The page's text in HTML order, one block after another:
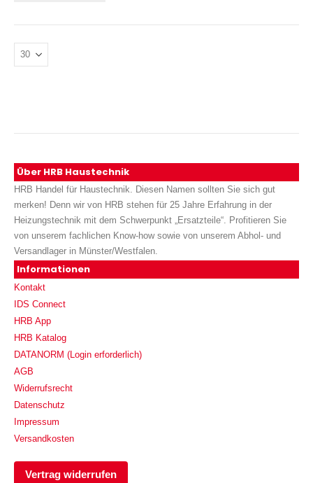
Über HRB Haustechnik
HRB Handel für Haustechnik. Diesen Namen sollten Sie sich gut
merken! Denn wir von HRB stehen für 25 Jahre Erfahrung in der
Heizungstechnik mit dem Schwerpunkt „Ersatzteile“. Profitieren Sie
von unserem fachlichen Know-how sowie von unserem Abhol- und
Versandlager in Münster/Westfalen.
Informationen
Kontakt
IDS Connect
HRB App
HRB Katalog
DATANORM (Login erforderlich)
AGB
Widerrufsrecht
Datenschutz
Impressum
Versandkosten
Vertrag widerrufen